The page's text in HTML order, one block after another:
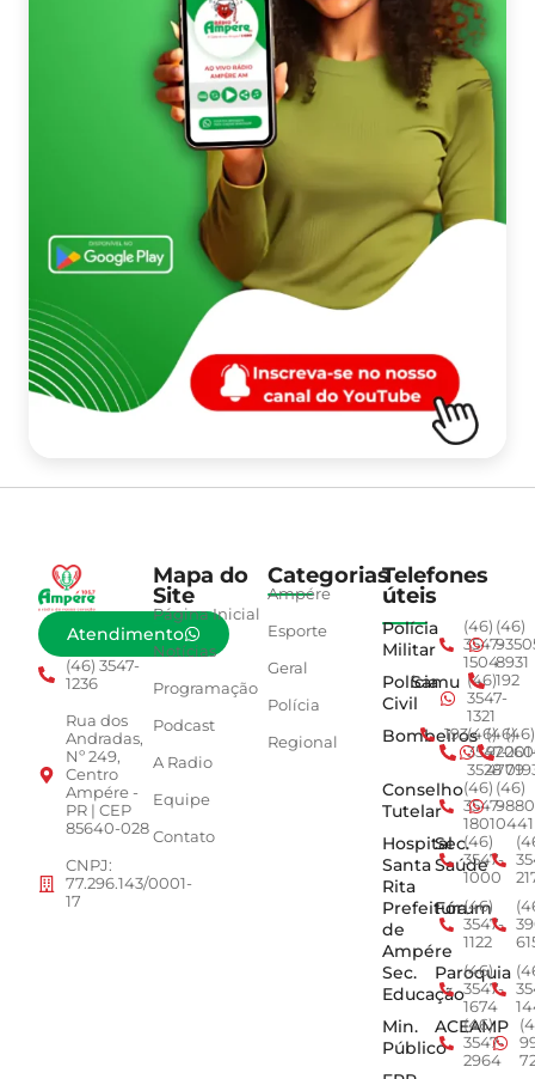
Atendimento
(46) 3547-
1236
Rua dos
Andradas,
Nº 249,
Centro
Ampére -
PR | CEP
85640-028
CNPJ:
77.296.143/0001-
17
Mapa do
Site
Página Inicial
Notícias
Programação
Podcast
A Radio
Equipe
Contato
Categorias
Ampére
Esporte
Geral
Polícia
Regional
Telefones
úteis
Polícia
Militar
(46)
3547-
1504
(46)
8931
Polícia
Civil
Samu (46)
3547-
1321
192
Bombeiros
193(46)
3547-
3528
(46)
4779
(46)
Conselho
Tutelar
(46)
3547-
1801
(46)
0441
Hospital
Santa
Rita
Sec.
Saúde
(46)
3547-
1000
Prefeitura
de
Ampére
Fórum
(46)
3547-
1122
Sec.
Educação
Paroquia
(46)
3547-
1674
Min.
Público
ACEAMP
(46)
3547-
2964